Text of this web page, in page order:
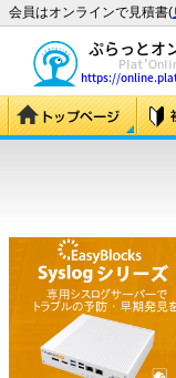
会員はオンラインで見積書(